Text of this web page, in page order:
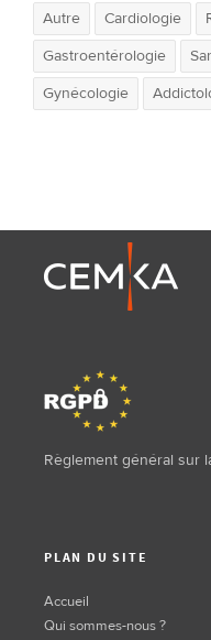
Autre
Cardiologie
Gastroentérologie
Gynécologie
Règlement général sur
PLAN DU SITE
Accueil
Qui sommes-nous ?